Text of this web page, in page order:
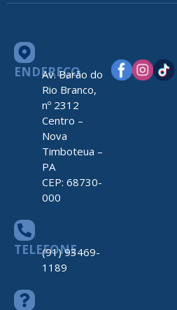
ENDEREÇO
Av. Barão do
Rio Branco,
nº 2312
Centro –
Nova
Timboteua –
PA
CEP: 68730-
000
TELEFONE
(91) 93469-
1189